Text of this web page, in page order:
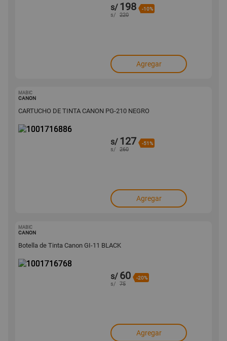
s/ 198 -10%
s/ 220
Agregar
MABIC
CANON
CARTUCHO DE TINTA CANON PG-210 NEGRO
s/ 127 -51%
s/ 260
Agregar
MABIC
CANON
Botella de Tinta Canon GI-11 BLACK
s/ 60 -20%
s/ 75
Agregar